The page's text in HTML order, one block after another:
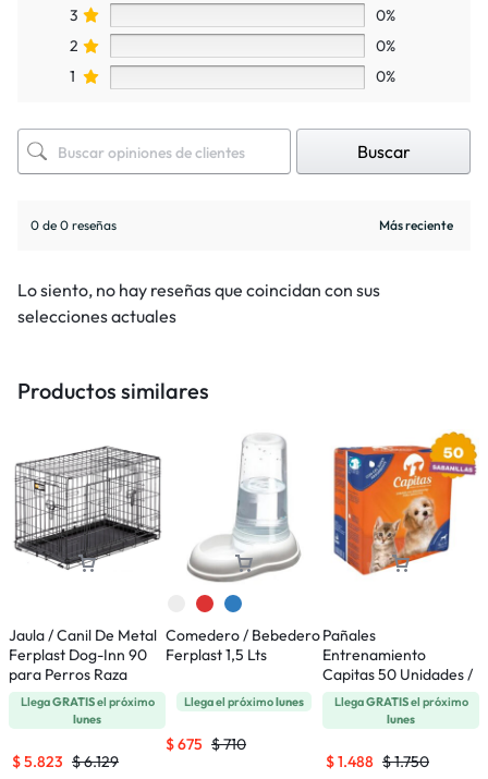
3
0%
2
0%
1
0%
Buscar
0 de 0 reseñas
Lo siento, no hay reseñas que coincidan con sus
selecciones actuales
Productos similares
Jaula / Canil De Metal
Ferplast Dog-Inn 90
para Perros Raza
Mediana
LlegaGRATISel próximo
lunes
$6.129
$5.823
Comedero / Bebedero
Ferplast 1,5 Lts
Llega el próximolunes
$710
$675
Pañales
Entrenamiento
Capitas 50 Unidades /
65 x 77 Cms
LlegaGRATISel próximo
lunes
$1.750
$1.488